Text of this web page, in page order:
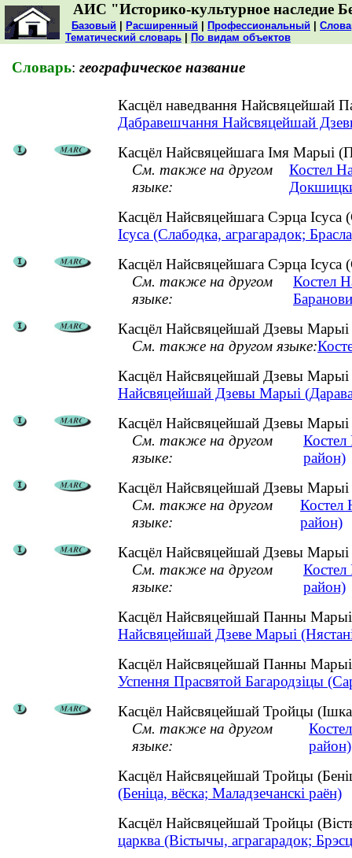
АИС "Историко-культурное наследие
Базовый Расширенный Профессиональный
Тематический словарь
По видам объектов
Словарь: географическое название
Касцёл наведвання
Дабравешчання Найсвяцейшай
Касцёл Найсвяцейшага Імя Марыі
См. также на другом
языке:
Костел
Касцёл Найсвяцейшага Сэрца
Ісуса (Слабодка, аграгарадок;
Касцёл Найсвяцейшага Сэрца Ісуса
См. также на другом
языке:
Костел
Касцёл Найсвяцейшай Дзевы
См. также на другом языке:
Касцёл Найсвяцейшай Дзевы
Найсвяцейшай Дзевы Марыі
Касцёл Найсвяцейшай Дзевы Марыі
См. также на другом
языке:
район)
Касцёл Найсвяцейшай Дзевы Марыі
См. также на другом
языке:
Костел
район)
Касцёл Найсвяцейшай Дзевы Марыі
См. также на другом
языке:
район)
Касцёл Найсвяцейшай Панны
Найсвяцейшай Дзеве Марыі
Касцёл Найсвяцейшай Панны
Успення Прасвятой Багародзіцы
Касцёл Найсвяцейшай Тройцы
См. также на другом
языке:
район)
Касцёл Найсвяцейшай Тройцы
(Беніца, вёска; Маладзечанскі раён)
Касцёл Найсвяцейшай Тройцы
царква (Вістычы, аграгарадок;